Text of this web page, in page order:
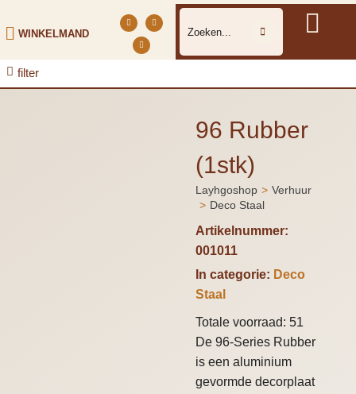
WINKELMAND
filter
96 Rubber
(1stk)
Je bent hier:
Layhgoshop
Verhuur
Deco Staal
Artikelnummer:
001011
In categorie: Deco
Staal
Totale voorraad: 51
De 96-Series Rubber
is een aluminium
gevormde decorplaat